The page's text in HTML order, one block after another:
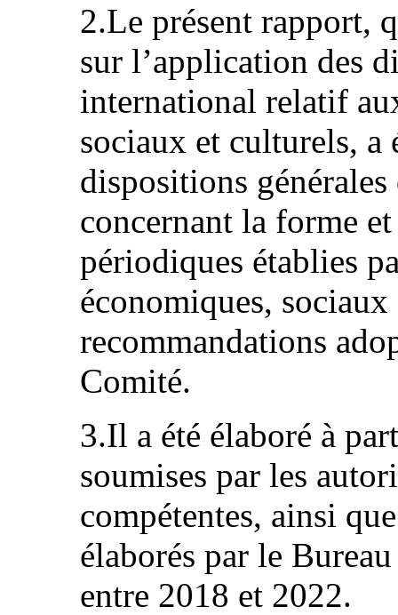
2.Le présent rapport,
sur l’application des
international relatif
sociaux et culturels, a
dispositions
concernant la forme
périodiques établies
économiques,
recommandations
Comité.
3.Il a été élaboré à
soumises par les
compétentes, ainsi
élaborés par le
entre 2018 et 2022.